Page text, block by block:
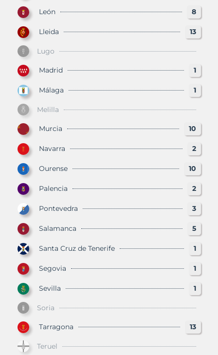
León 8
Lleida 13
Lugo
Madrid 1
Málaga 1
Melilla
Murcia 10
Navarra 2
Ourense 10
Palencia 2
Pontevedra 3
Salamanca 5
Santa Cruz de Tenerife 1
Segovia 1
Sevilla 1
Soria
Tarragona 13
Teruel